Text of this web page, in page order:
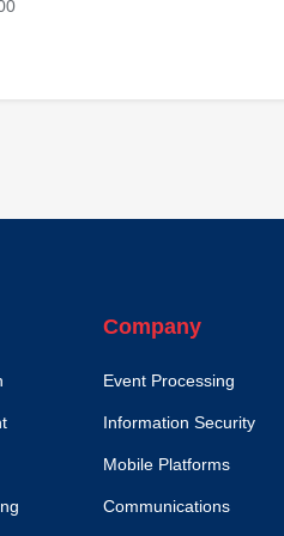
Company
Event Processing
Information Security
Mobile Platforms
Communications